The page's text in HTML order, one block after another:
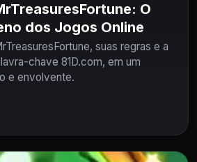
O
dos Jogos Online
suas regras e a
chave 81D.com, em um
e envolvente.